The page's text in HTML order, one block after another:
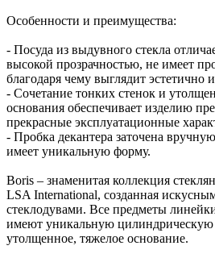
Особенности и преимущества:
- Посуда из выдувного стекла
высокой прозрачностью, не имеет
благодаря чему выглядит эстетично
- Сочетание тонких стенок и
основания обеспечивает изделию
прекрасные эксплуатационные
- Пробка декантера заточена
имеет уникальную форму.
Boris – знаменитая коллекция
LSA International, созданная
стеклодувами. Все предметы
имеют уникальную цилиндрическую
утолщенное, тяжелое основание.